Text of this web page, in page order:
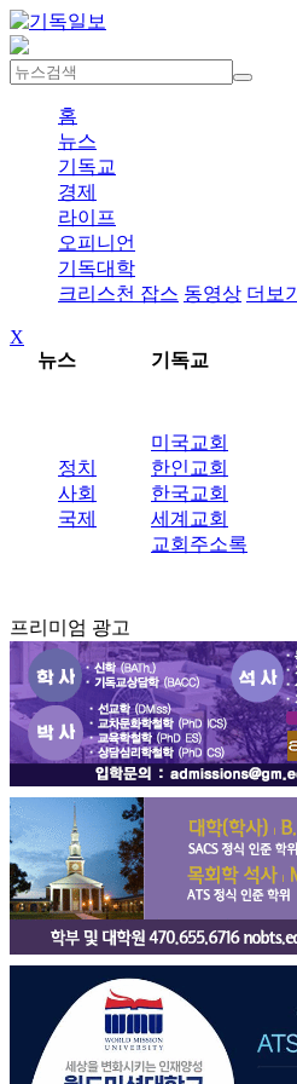
홈
뉴스
기독교
경제
라이프
오피니언
기독대학
크리스천 잡스 동영상 더보기
X
뉴스
기독교
정치
사회
국제
미국교회
한인교회
한국교회
세계교회
교회주소록
프리미엄 광고